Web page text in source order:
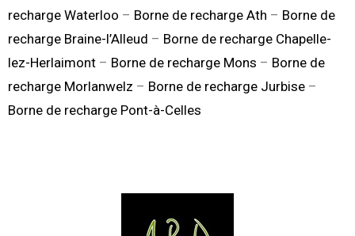
recharge Waterloo – Borne de recharge Ath – Borne de
recharge Braine-l’Alleud – Borne de recharge Chapelle-
lez-Herlaimont – Borne de recharge Mons – Borne de
recharge Morlanwelz – Borne de recharge Jurbise –
Borne de recharge Pont-à-Celles